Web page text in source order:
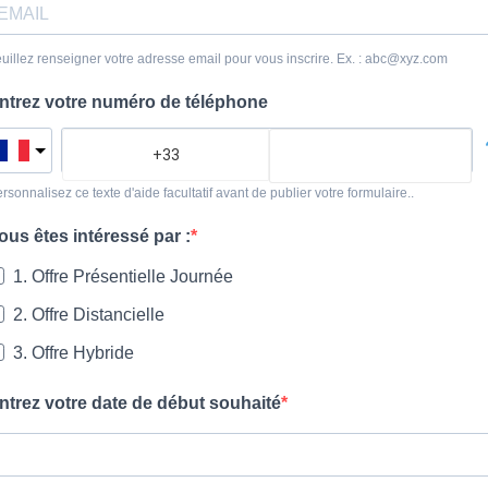
renseigner votre adresse email pour vous inscrire. Ex. : abc@xyz.com
votre numéro de téléphone
ce texte d'aide facultatif avant de publier votre formulaire..
êtes intéressé par :
1. Offre Présentielle Journée
2. Offre Distancielle
3. Offre Hybride
votre date de début souhaité